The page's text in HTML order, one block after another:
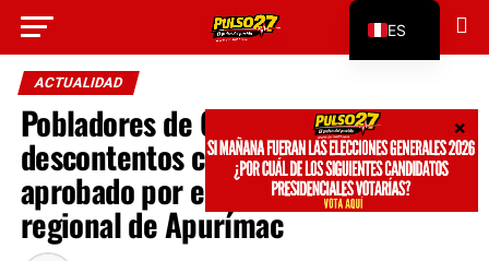
ACTUALIDAD
Pobladores de Cotabambas están
descontentos con el convenio marco
aprobado por el gobernador
regional de Apurímac
Go to mobile version
ES
EN